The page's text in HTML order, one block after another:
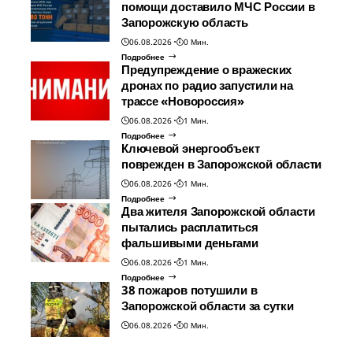
помощи доставило МЧС России в
Запорожскую область
06.08.2026
0 Мин.
Подробнее
Предупреждение о вражеских
дронах по радио запустили на
трассе «Новороссия»
06.08.2026
1 Мин.
Подробнее
Ключевой энергообъект
поврежден в Запорожской области
06.08.2026
1 Мин.
Подробнее
Два жителя Запорожской области
пытались расплатиться
фальшивыми деньгами
06.08.2026
1 Мин.
Подробнее
38 пожаров потушили в
Запорожской области за сутки
06.08.2026
0 Мин.